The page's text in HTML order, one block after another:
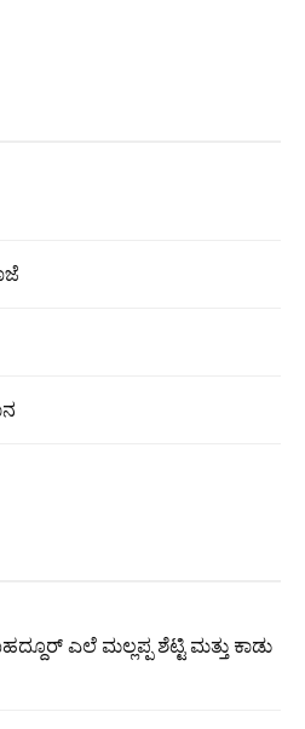
ಎಲೆ ಮಲ್ಲಪ್ಪ ಶೆಟ್ಟಿ ಮತ್ತು ಕಾಡು